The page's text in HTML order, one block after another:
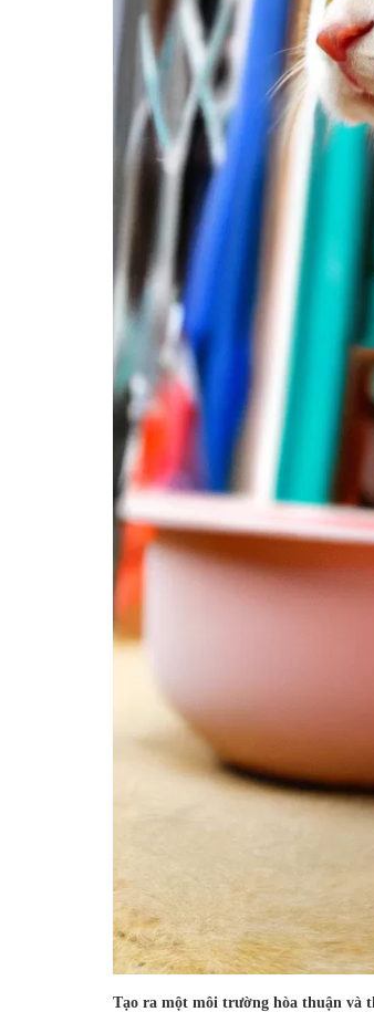
Tạo ra một môi trường hòa thuận và